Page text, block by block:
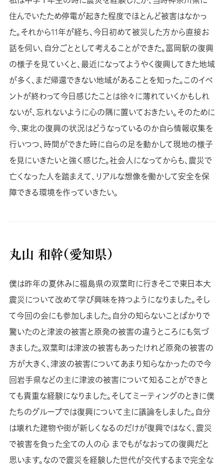
住んでいたため停電が起きた程度でほとんど被害はなかっ
た。それから11年が経ち、今日初めて被災した方から直接お
話を伺い、自分ごととして考えることができた。富岡駅の復興
の様子を見ていくと、最近になってようやく復興してきた地域
が多く、まだ帰還できない地域があることを知った。このイベ
ントが終わって今日感じたことは徐々に薄れていくかもしれ
ないが、忘れないように心の隅に置いておきたい。そのために
今、東北の復興の状況はどうなっているのか自ら情報収集を
行いつつ、時間ができた時に自らの足を動かして現地の様子
を見にいきたいと強く感じた。社会人になってからも、震災で
亡くなった人を踏まえて、リアルな想像を働かして安全を保
障できる環境を作っていきたい。
丸山 和幹（愛知県）
僕は昨年の夏休みに福島県の双葉町に行きそこで東日本大
震災について改めて学び興味を持つようになりました。そし
て今回の会にも参加しました。自分の知らないことばかりで
驚いたのと津波の被害と原発の被害の違うところにも気づ
きました。双葉町は津波の被害もあったけれど原発の被害の
方が大きく、津波の被害についてあまり知らなかったので今
回岩手県などの主に津波の被害について知ることができと
ても貴重な経験になりました。そしてミーティングのときに僕
たちのグループでは復興について主に議論をしました。自分
は壊れた建物や街が新しくなるのだけが復興ではなく、震災
で被害を負った全ての人の心 までもがなおっての復興だと
思います。なので震災を経験した世代が交代するまで完全な